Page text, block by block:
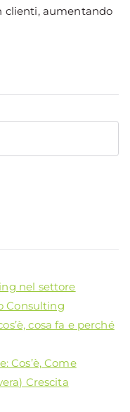
clienti, aumentando
nel settore
Consulting
cosa fa e perché
Cos’è, Come
Crescita